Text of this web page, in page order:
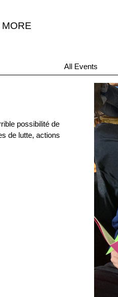
All Events
possibilité de
de lutte, actions